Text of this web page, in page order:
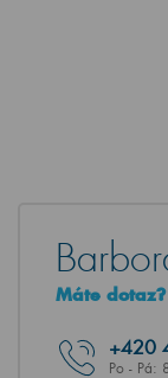
Máte
+420
Po - Pá: